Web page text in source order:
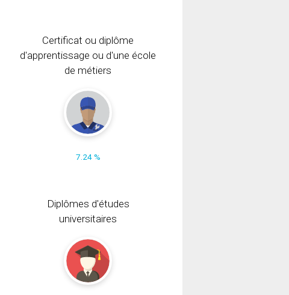
Certificat ou diplôme
d'apprentissage ou d'une école
de métiers
7.24 %
Diplômes d'études
universitaires